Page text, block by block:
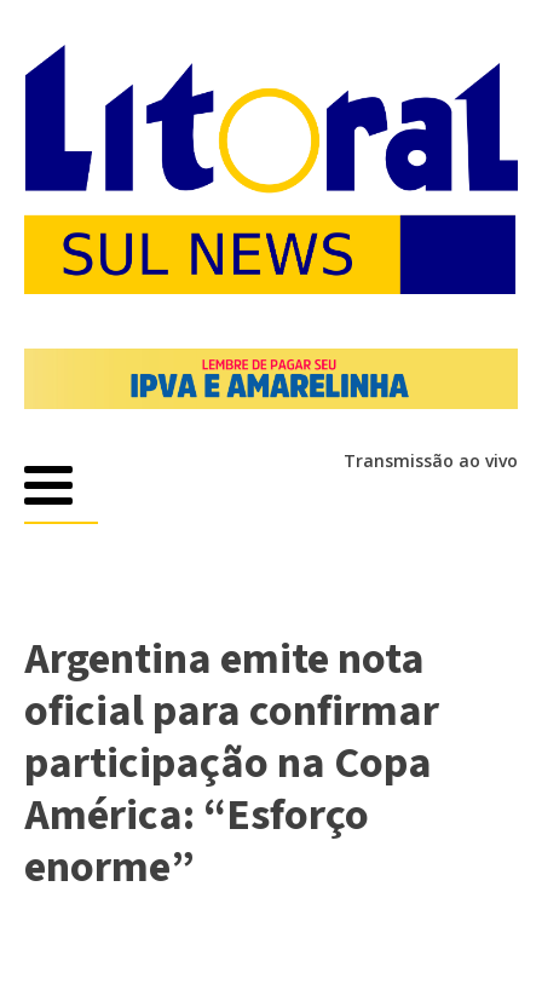
Transmissão ao vivo
Argentina emite nota
oficial para confirmar
participação na Copa
América: “Esforço
enorme”